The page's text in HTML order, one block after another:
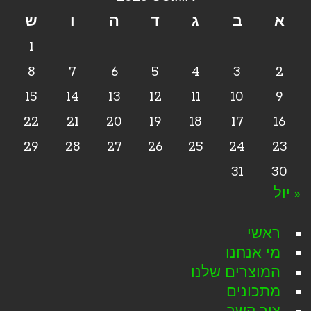
א
ב ג ד ה ו
ש
1
2
3
4
5
6
7
8
9
10
11
12
13
14
15
16
17
18
19
20
21
22
23
24
25
26
27
28
29
30
31
« יול
ראשי
מי אנחנו
המוצרים שלנו
מתכונים